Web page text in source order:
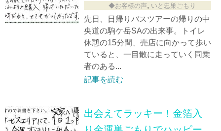
◆お客様の声, いと忠巣ごもり
先日、日帰りバスツアーの帰りの中
央道の駒ケ岳SAの出来事。トイレ
休憩の15分間、売店に向かって歩い
ていると、一目散に走っていく同乗
者のある...
記事を読む
出会えてラッキー！金箔入